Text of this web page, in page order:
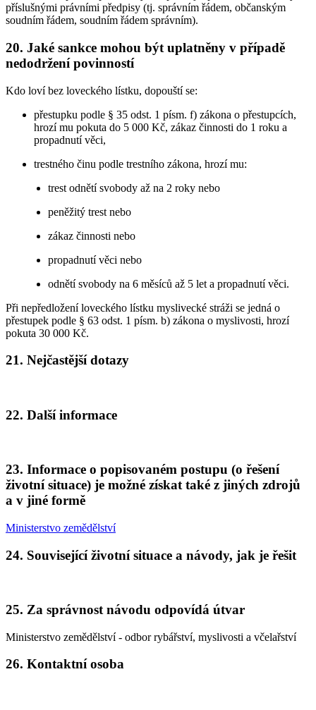
příslušnými právními předpisy (tj. správním řádem, občanským
soudním řádem, soudním řádem správním).
20. Jaké sankce mohou být uplatněny v případě
nedodržení povinností
Kdo loví bez loveckého lístku, dopouští se:
přestupku podle § 35 odst. 1 písm. f) zákona o přestupcích,
hrozí mu pokuta do 5 000 Kč, zákaz činnosti do 1 roku a
propadnutí věci,
trestného činu podle trestního zákona, hrozí mu:
trest odnětí svobody až na 2 roky nebo
peněžitý trest nebo
zákaz činnosti nebo
propadnutí věci nebo
odnětí svobody na 6 měsíců až 5 let a propadnutí věci.
Při nepředložení loveckého lístku myslivecké stráži se jedná o
přestupek podle § 63 odst. 1 písm. b) zákona o myslivosti, hrozí
pokuta 30 000 Kč.
21. Nejčastější dotazy
22. Další informace
23. Informace o popisovaném postupu (o řešení
životní situace) je možné získat také z jiných zdrojů
a v jiné formě
Ministerstvo zemědělství
24. Související životní situace a návody, jak je řešit
25. Za správnost návodu odpovídá útvar
Ministerstvo zemědělství - odbor rybářství, myslivosti a včelařství
26. Kontaktní osoba